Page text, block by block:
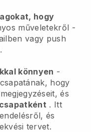
hogy
műveletekről -
vagy push
könnyen -
hogy
és
. Itt
és
tervet.